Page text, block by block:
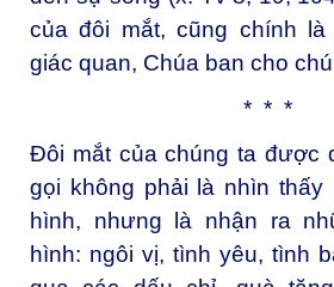
của đôi mắt, cũng chính
giác quan, Chúa ban cho
* * *
Đôi mắt của chúng ta được
gọi không phải là nhìn thấy
hình, nhưng là nhận ra
hình: ngôi vị, tình yêu, tình